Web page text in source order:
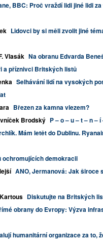
BBC: Proč vraždí lidi jiné lidi
Lidovci by si měli zvolit jiné
Vlasák Na obranu Edvarda
a příznivci Britských listů
Selhávání lidí na vysokých
Březen za kamna vlezem?
Brodský P – o – u – t – n – í
Mám letět do Dublinu.
ochromujících demokracii
ANO, Jermanová: Jak široce
Diskutujte na Britských
obrany do Evropy: Výzva
humanitární organizace za to,